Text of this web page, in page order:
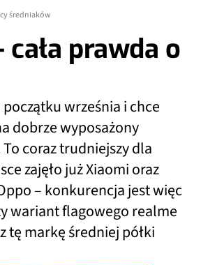
średniaków
prawda o
września i chce
dobrze wyposażony
To coraz trudniejszy dla
zajęło już Xiaomi oraz
– konkurencja jest więc
wariant flagowego realme
tę markę średniej półki